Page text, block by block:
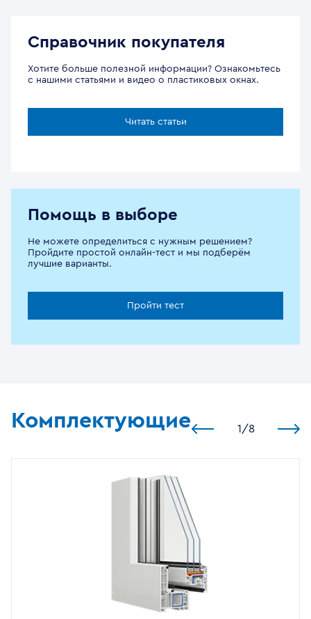
Справочник покупателя
Хотите больше полезной информации? Ознакомьтесь
с нашими статьями и видео о пластиковых окнах.
Читать статьи
Помощь в выборе
Не можете определиться с нужным решением?
Пройдите простой онлайн-тест и мы подберём
лучшие варианты.
Пройти тест
Комплектующие 1 /8